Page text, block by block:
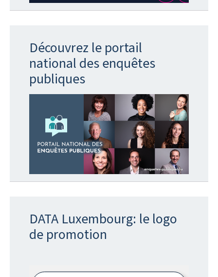
Découvrez le portail
national des enquêtes
publiques
DATA Luxembourg: le logo
de promotion